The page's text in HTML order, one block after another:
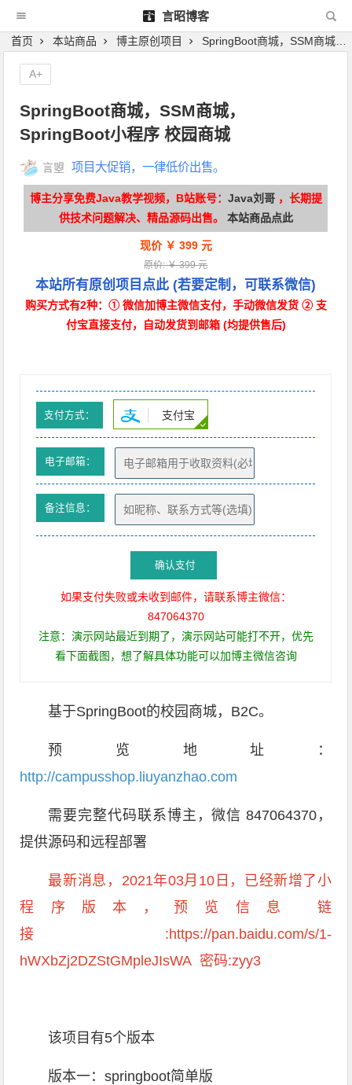
言昭博客
首页 本站商品 博主原创项目 SpringBoot商城，SSM商城，SpringBoot小程序 校园商城
SpringBoot商城，SSM商城，
SpringBoot小程序 校园商城
言曌 项目大促销，一律低价出售。
博主分享免费Java教学视频，B站账号： Java刘哥，长期提
供技术问题解决、精品源码出售。 本站商品点此
现价 ￥ 399 元
原价: ￥ 399 元
本站所有原创项目点此(若要定制，可联系微信)
购买方式有2种：① 微信加博主微信支付，手动微信发货 ② 支
付宝直接支付，自动发货到邮箱 (均提供售后)
支付方式： 支付宝
电子邮箱：
备注信息：
确认支付
如果支付失败或未收到邮件，请联系博主微信：
847064370
注意：演示网站最近到期了，演示网站可能打不开，优先
看下面截图，想了解具体功能可以加博主微信咨询
基于SpringBoot的校园商城，B2C。
预览地址：
http://campusshop.liuyanzhao.com
需要完整代码联系博主，微信 847064370，
提供源码和远程部署
最新消息，2021年03月10日，已经新增了小
程序版本，预览信息 链
接:https://pan.baidu.com/s/1-
hWXbZj2DZStGMpleJIsWA 密码:zyy3
该项目有5个版本
版本一：springboot简单版
A+